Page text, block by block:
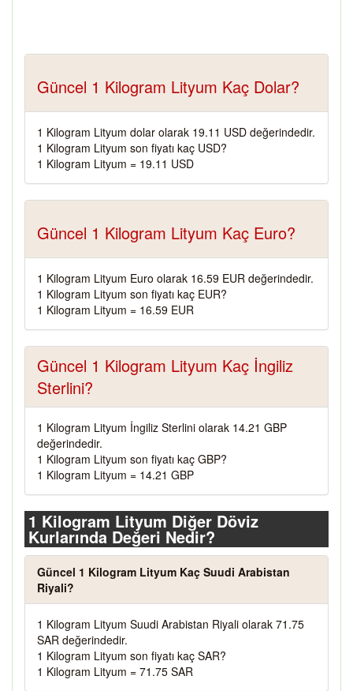
Güncel 1 Kilogram Lityum Kaç Dolar?
1 Kilogram Lityum dolar olarak 19.11 USD değerindedir.
1 Kilogram Lityum son fiyatı kaç USD?
1 Kilogram Lityum = 19.11 USD
Güncel 1 Kilogram Lityum Kaç Euro?
1 Kilogram Lityum Euro olarak 16.59 EUR değerindedir.
1 Kilogram Lityum son fiyatı kaç EUR?
1 Kilogram Lityum = 16.59 EUR
Güncel 1 Kilogram Lityum Kaç İngiliz
Sterlini?
1 Kilogram Lityum İngiliz Sterlini olarak 14.21 GBP
değerindedir.
1 Kilogram Lityum son fiyatı kaç GBP?
1 Kilogram Lityum = 14.21 GBP
1 Kilogram Lityum Diğer Döviz
Kurlarında Değeri Nedir?
Güncel 1 Kilogram Lityum Kaç Suudi Arabistan
Riyali?
1 Kilogram Lityum Suudi Arabistan Riyali olarak 71.75
SAR değerindedir.
1 Kilogram Lityum son fiyatı kaç SAR?
1 Kilogram Lityum = 71.75 SAR